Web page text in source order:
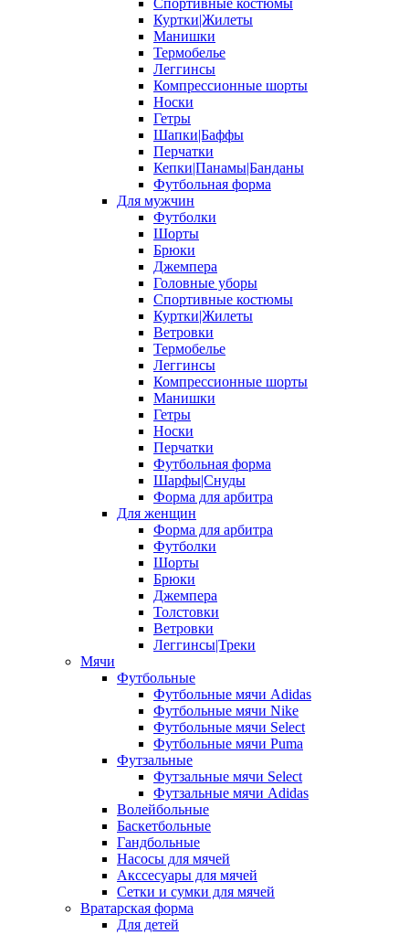
Спортивные костюмы
Куртки|Жилеты
Манишки
Термобелье
Леггинсы
Компрессионные шорты
Носки
Гетры
Шапки|Баффы
Перчатки
Кепки|Панамы|Банданы
Футбольная форма
Для мужчин
Футболки
Шорты
Брюки
Джемпера
Головные уборы
Спортивные костюмы
Куртки|Жилеты
Ветровки
Термобелье
Леггинсы
Компрессионные шорты
Манишки
Гетры
Носки
Перчатки
Футбольная форма
Шарфы|Снуды
Форма для арбитра
Для женщин
Форма для арбитра
Футболки
Шорты
Брюки
Джемпера
Толстовки
Ветровки
Леггинсы|Треки
Мячи
Футбольные
Футбольные мячи Adidas
Футбольные мячи Nike
Футбольные мячи Select
Футбольные мячи Puma
Футзальные
Футзальные мячи Select
Футзальные мячи Adidas
Волейбольные
Баскетбольные
Гандбольные
Насосы для мячей
Акссесуары для мячей
Сетки и сумки для мячей
Вратарская форма
Для детей